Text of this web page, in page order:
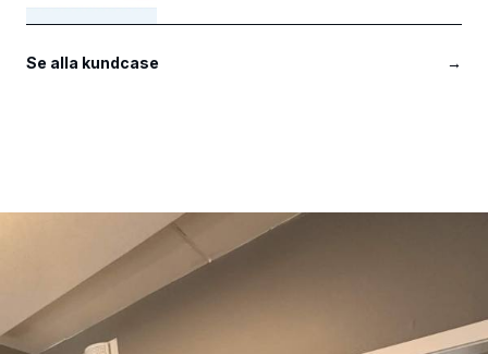
Se alla kundcase →